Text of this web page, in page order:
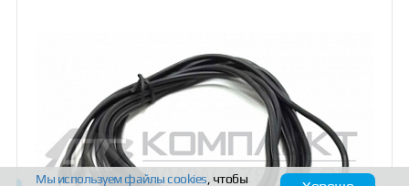
Мы используем файлыcookies , чтобы